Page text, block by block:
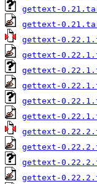
gettext-
gettext-
gettext-
gettext-
gettext-
gettext-
gettext-
gettext-
gettext-
gettext-
gettext-
gettext-